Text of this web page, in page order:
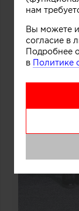
нам
Вы можете
согласие в
Подробнее
в Политике